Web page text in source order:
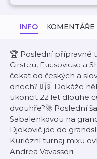
INFO KOMENTÁŘE
🏆 Poslední přípravné
Cirsteu, Fucsovicse a
čekat od českých a
dnech?🇺🇸 Dokáže
ukončit 22 let dlouhé
dvouhře?🚀 Poslední
Sabalenkovou na
Djokovič jde do
Kuriózní turnaj mixu
Andrea Vavassori